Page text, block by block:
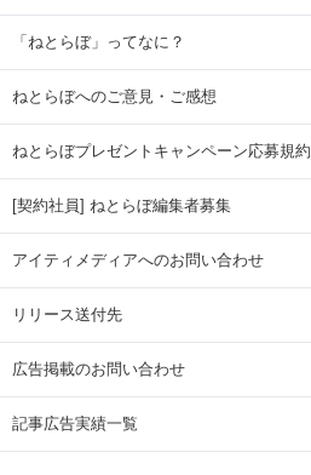
「ねとらぼ」ってなに？
ねとらぼへのご意見・ご感想
ねとらぼプレゼントキャンペーン応募規約
[契約社員] ねとらぼ編集者募集
アイティメディアへのお問い合わせ
リリース送付先
広告掲載のお問い合わせ
記事広告実績一覧